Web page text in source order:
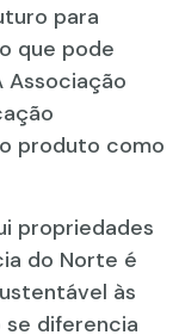
para
que pode
Associação
produto como
propriedades
do Norte é
às
se diferencia